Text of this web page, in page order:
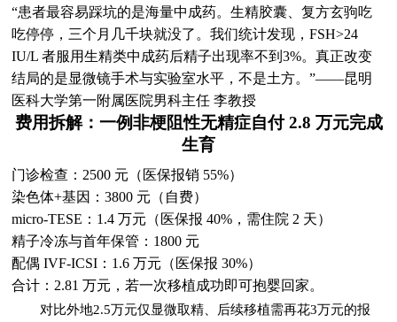
“患者最容易踩坑的是海量中成药。生精胶囊、复方玄驹吃
吃停停，三个月几千块就没了。我们统计发现，FSH>24
IU/L 者服用生精类中成药后精子出现率不到3%。真正改变
结局的是显微镜手术与实验室水平，不是土方。”——昆明
医科大学第一附属医院男科主任 李教授
费用拆解：一例非梗阻性无精症自付 2.8 万元完成
生育
门诊检查：2500 元（医保报销 55%）
染色体+基因：3800 元（自费）
micro-TESE：1.4 万元（医保报 40%，需住院 2 天）
精子冷冻与首年保管：1800 元
配偶 IVF-ICSI：1.6 万元（医保报 30%）
合计：2.81 万元，若一次移植成功即可抱婴回家。
对比外地2.5万元仅显微取精、后续移植需再花3万元的报